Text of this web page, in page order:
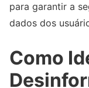
para garantir a
dados dos
Como